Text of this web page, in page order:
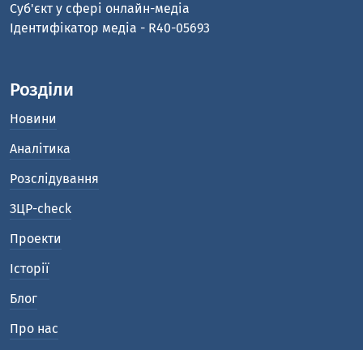
Cуб'єкт у сфері онлайн-медіа
Ідентифікатор медіа - R40-05693
Розділи
Новини
Аналітика
Розслідування
ЗЦР-check
Проекти
Історії
Блог
Про нас